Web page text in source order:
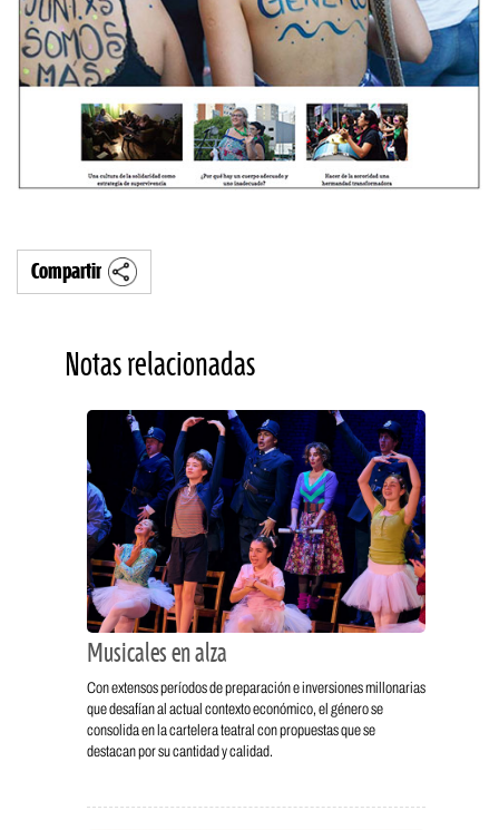
Compartir
Notas relacionadas
Musicales en alza
Con extensos períodos de preparación e inversiones millonarias
que desafían al actual contexto económico, el género se
consolida en la cartelera teatral con propuestas que se
destacan por su cantidad y calidad.